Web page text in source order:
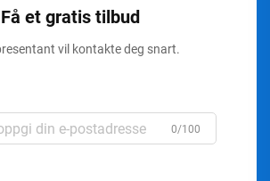
Få et gratis tilbud
vil kontakte deg snart.
0/100